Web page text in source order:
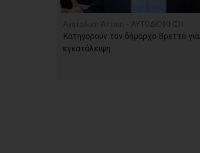
Κατηγορούν τον δήμαρχο Βρεττό για
εγκατάλειψη...